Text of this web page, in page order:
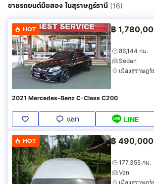
ขายรถยนต์มือสอง ในสุราษฎร์ธานี (16)
HOT ฿
86,144 กม.
Sedan
เมืองสุราษฎ
2021 Mercedes-Benz C-Class C200
แชท LINE
HOT ฿ 490,000
177,355 กม.
Van
เมืองสุราษฎ